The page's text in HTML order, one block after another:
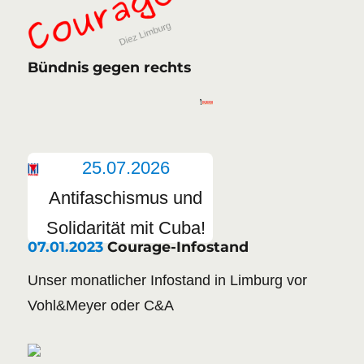
Bündnis gegen rechts
25.07.2026
Antifaschismus und
Solidarität mit Cuba!
07.01.2023 Courage-Infostand
Unser monatlicher Infostand in Limburg vor
Vohl&Meyer oder C&A